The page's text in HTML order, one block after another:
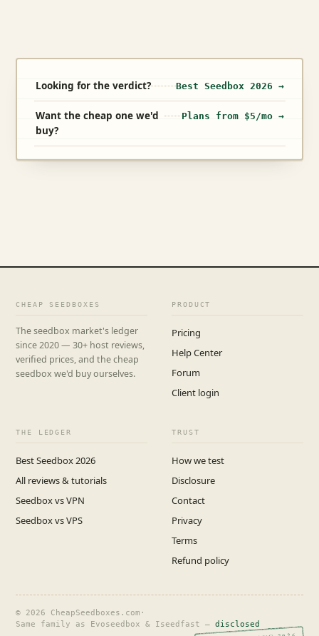
Looking for the verdict? Best Seedbox 2026 →
Want the cheap one we'd
buy?
Plans from $5/mo →
CHEAP SEEDBOXES
The seedbox market's ledger
since 2020 — 30+ host reviews,
verified prices, and the cheap
seedbox we'd buy ourselves.
PRODUCT
Pricing
Help Center
Forum
Client login
THE LEDGER
Best Seedbox 2026
All reviews & tutorials
Seedbox vs VPN
Seedbox vs VPS
TRUST
How we test
Disclosure
Contact
Privacy
Terms
Refund policy
© 2026 CheapSeedboxes.com ·
Same family as Evoseedbox & Iseedfast — disclosed